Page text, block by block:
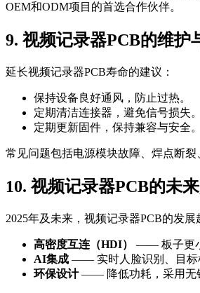
OEM和ODM项目的首选合作伙伴。
9. 视频记录器PCB的维护
延长视频记录器PCB寿命的建议：
保持设备良好通风，防止过热。
定期清洁连接器，避免信号损失。
定期更新固件，保持兼容与安全。
常见问题包括电源模块故障、焊点断
10. 视频记录器PCB的未
2025年及未来，视频记录器PCB的发展
高密度互连（HDI）
—— 板子更
AI集成 —— 实时人脸识别、目标
环保设计—— 降低功耗，采用无